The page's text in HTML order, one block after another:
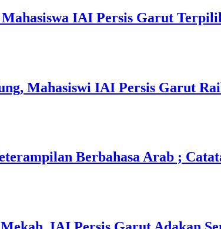
IAI Persis Garut
Mahasiswi IAI Persis Garut
Berbahasa Arab ;